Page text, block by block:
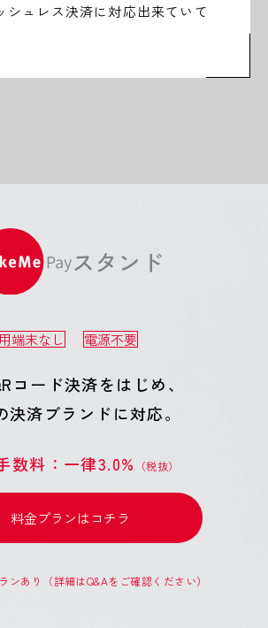
シュレス決済に対応出来ていて
スタンド
端末なし 電源不要
コード決済をはじめ、
決済ブランドに対応。
数料：一律3.0% （税抜）
料金プランはコチラ
ンあり（詳細はQ&Aをご確認ください）